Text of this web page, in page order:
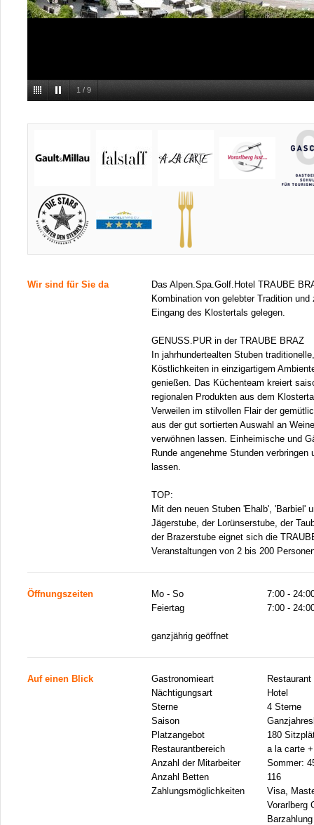
1 / 9
Wir sind für Sie da
Das Alpen.Spa.Golf.Hotel TRAUBE
Kombination von gelebter Tradition
Eingang des Klostertals gelegen.
GENUSS.PUR in der TRAUBE BRAZ
In jahrhundertealten Stuben
Köstlichkeiten in einzigartigem
genießen. Das Küchenteam kreiert
regionalen Produkten aus dem
Verweilen im stilvollen Flair der
aus der gut sortierten Auswahl an
verwöhnen lassen. Einheimische und
Runde angenehme Stunden
lassen.
TOP:
Mit den neuen Stuben 'Ehalb', 'Barbiel'
Jägerstube, der Lorünserstube, der
der Brazerstube eignet sich die
Veranstaltungen von 2 bis 200
Öffnungszeiten Mo - So
7:00 -
Feiertag
7:00 -
ganzjährig geöffnet
Auf einen Blick Gastronomieart
Restaurant
Nächtigungsart
Hotel
Sterne
4 Sterne
Saison
Platzangebot
180
Restaurantbereich
a la carte
Anzahl der Mitarbeiter
Sommer:
Anzahl Betten
116
Zahlungsmöglichkeiten
Visa,
Vorarlberg
Barzahlung